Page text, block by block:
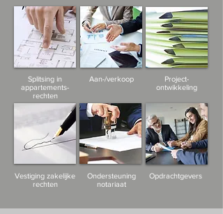
Splitsing in
appartements-
rechten
Vestiging zakelijke
rechten
Aan-/verkoop
Project-
ontwikkeling
Ondersteuning
notariaat
Opdrachtgevers